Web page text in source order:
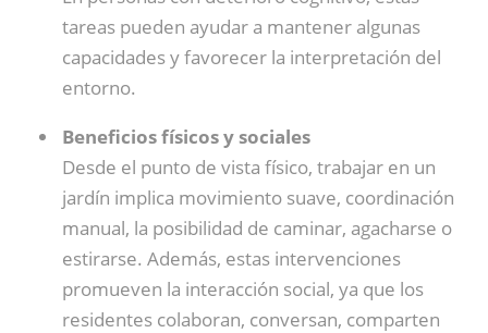
tareas pueden ayudar a mantener algunas
capacidades y favorecer la interpretación del
entorno.
Beneficios físicos y sociales
Desde el punto de vista físico, trabajar en un
jardín implica movimiento suave, coordinación
manual, la posibilidad de caminar, agacharse o
estirarse. Además, estas intervenciones
promueven la interacción social, ya que los
residentes colaboran, conversan, comparten